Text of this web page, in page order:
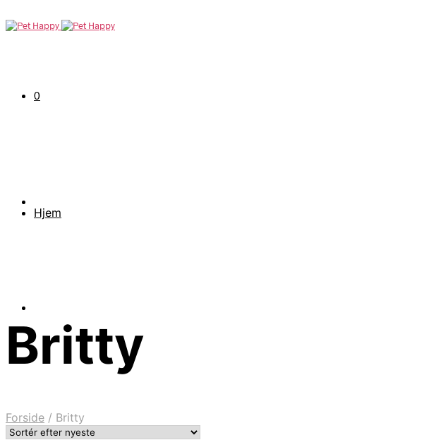
0
Hjem
Britty
Forside / Britty